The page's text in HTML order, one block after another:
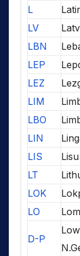
L
LV
LBN
LEP
LEZ
LIM
LBO
LIN
LIS
Lisu
LT
LOK
LO
D-P